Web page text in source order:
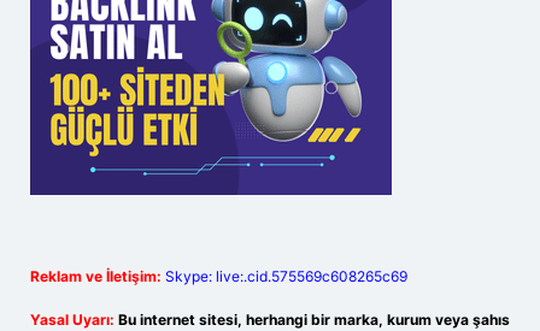
Reklam ve İletişim: Skype: live:.cid.575569c608265c69
Yasal Uyarı: Bu internet sitesi, herhangi bir marka, kurum veya şahıs